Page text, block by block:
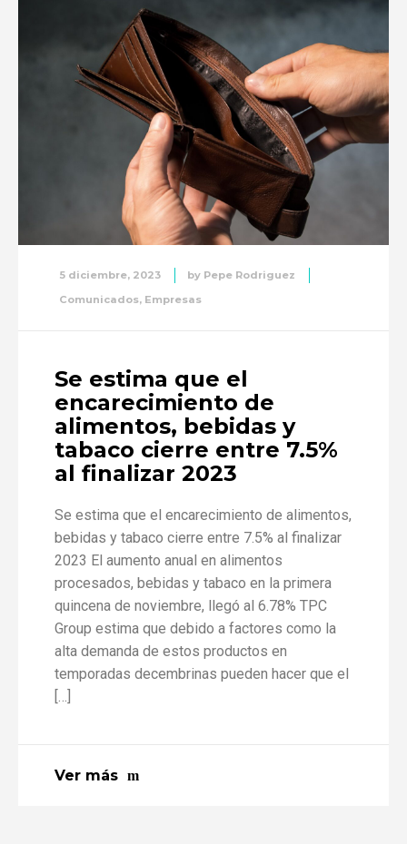
5 diciembre, 2023 by Pepe Rodriguez
Comunicados, Empresas
Se estima que el
encarecimiento de
alimentos, bebidas y
tabaco cierre entre 7.5%
al finalizar 2023
Se estima que el encarecimiento de alimentos,
bebidas y tabaco cierre entre 7.5% al finalizar
2023 El aumento anual en alimentos
procesados, bebidas y tabaco en la primera
quincena de noviembre, llegó al 6.78% TPC
Group estima que debido a factores como la
alta demanda de estos productos en
temporadas decembrinas pueden hacer que el
[…]
Ver más